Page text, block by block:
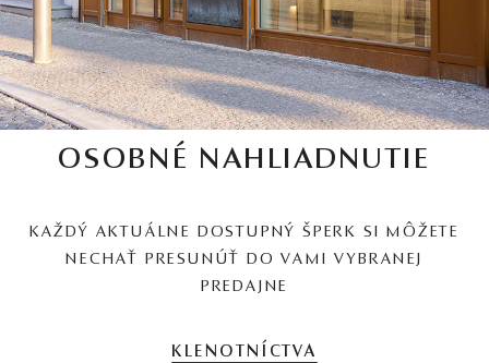
OSOBNÉ NAHLIADNUTIE
KAŽDÝ AKTUÁLNE DOSTUPNÝ ŠPERK SI MÔŽETE
NECHAŤ PRESUNÚŤ DO VAMI VYBRANEJ
PREDAJNE
KLENOTNÍCTVA